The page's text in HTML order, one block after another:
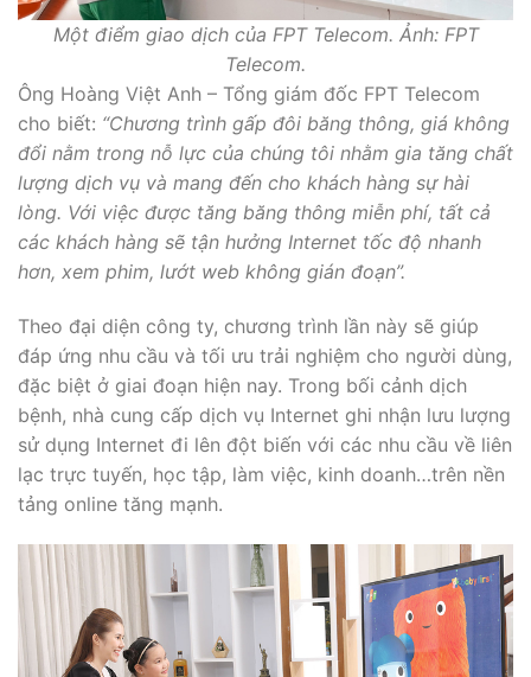
Một điểm giao dịch của FPT Telecom. Ảnh: FPT
Telecom.
Ông Hoàng Việt Anh – Tổng giám đốc FPT Telecom
cho biết: “Chương trình gấp đôi băng thông, giá không
đổi nằm trong nỗ lực của chúng tôi nhằm gia tăng chất
lượng dịch vụ và mang đến cho khách hàng sự hài
lòng. Với việc được tăng băng thông miễn phí, tất cả
các khách hàng sẽ tận hưởng Internet tốc độ nhanh
hơn, xem phim, lướt web không gián đoạn”.
Theo đại diện công ty, chương trình lần này sẽ giúp
đáp ứng nhu cầu và tối ưu trải nghiệm cho người dùng,
đặc biệt ở giai đoạn hiện nay. Trong bối cảnh dịch
bệnh, nhà cung cấp dịch vụ Internet ghi nhận lưu lượng
sử dụng Internet đi lên đột biến với các nhu cầu về liên
lạc trực tuyến, học tập, làm việc, kinh doanh…trên nền
tảng online tăng mạnh.